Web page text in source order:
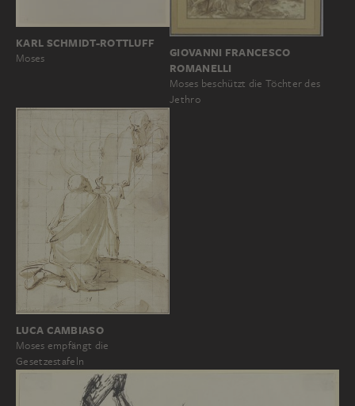
KARL SCHMIDT-ROTTLUFF
Moses
GIOVANNI FRANCESCO
ROMANELLI
Moses beschützt die Töchter des
Jethro
LUCA CAMBIASO
Moses empfängt die
Gesetzestafeln